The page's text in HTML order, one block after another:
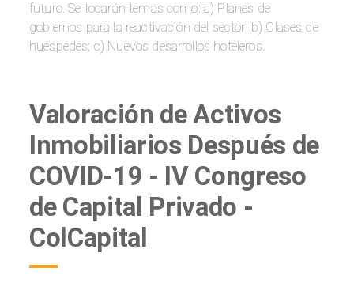
futuro. Se tocarán temas como: a) Planes de
gobiernos para la reactivación del sector; b) Clases de
huéspedes; c) Nuevos desarrollos hoteleros.
Valoración de Activos
Inmobiliarios Después de
COVID-19 - IV Congreso
de Capital Privado -
ColCapital